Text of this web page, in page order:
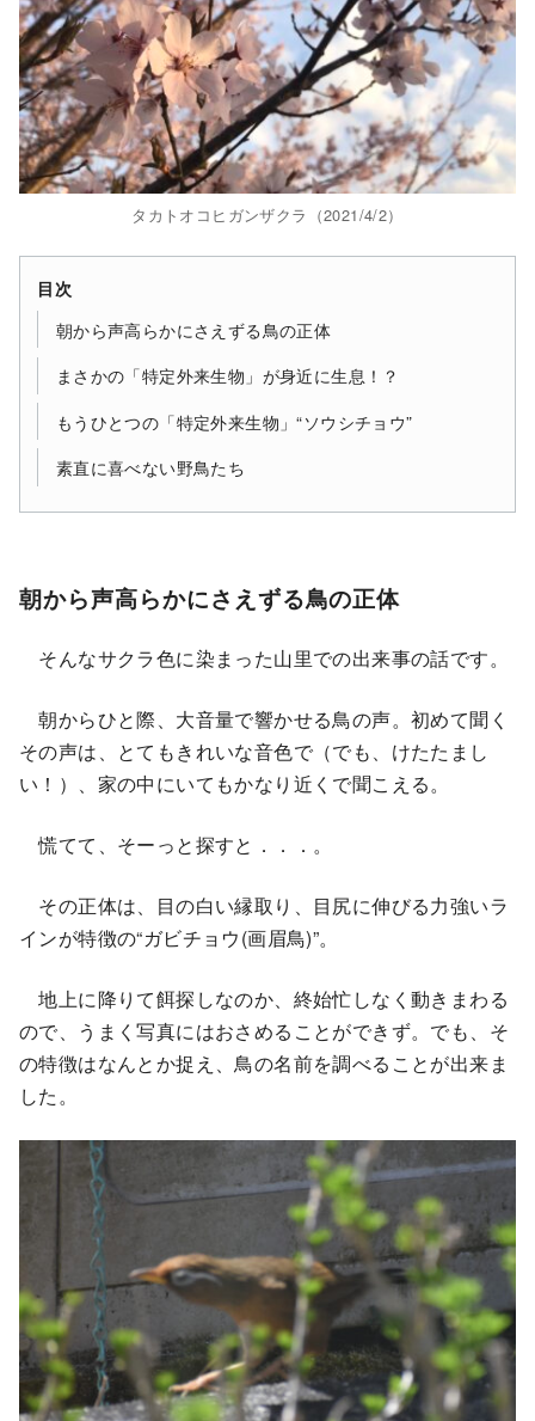
タカトオコヒガンザクラ（2021/4/2）
目次
朝から声高らかにさえずる鳥の正体
まさかの「特定外来生物」が身近に生息！？
もうひとつの「特定外来生物」“ソウシチョウ”
素直に喜べない野鳥たち
朝から声高らかにさえずる鳥の正体
そんなサクラ色に染まった山里での出来事の話です。
朝からひと際、大音量で響かせる鳥の声。初めて聞く
その声は、とてもきれいな音色で（でも、けたたまし
い！）、家の中にいてもかなり近くで聞こえる。
慌てて、そーっと探すと．．．。
その正体は、目の白い縁取り、目尻に伸びる力強いラ
インが特徴の“ガビチョウ(画眉鳥)”。
地上に降りて餌探しなのか、終始忙しなく動きまわる
ので、うまく写真にはおさめることができず。でも、そ
の特徴はなんとか捉え、鳥の名前を調べることが出来ま
した。